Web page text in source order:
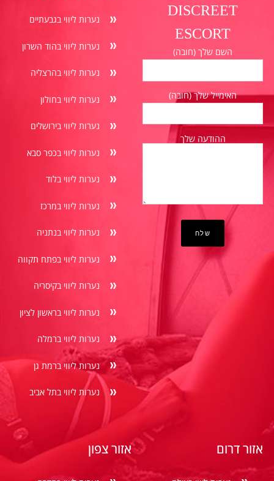
DISCREET
ESCORT
השם שלך (חובה)
האימייל שלך (חובה)
ההודעה שלך
נערות ליווי בגבעתיים
נערות ליווי בהוד השרון
נערות ליווי בהרצליה
נערות ליווי בחולון
נערות ליווי בירושלים
נערות ליווי בכפר סבא
נערות ליווי בלוד
נערות ליווי במרכז
נערות ליווי בנתניה
נערות ליווי בפתח תקווה
נערות ליווי בקיסריה
נערות ליווי בראשון לציון
נערות ליווי ברמלה
נערות ליווי ברמת גן
נערות ליווי בתל אביב
אזור דרום אזור צפון